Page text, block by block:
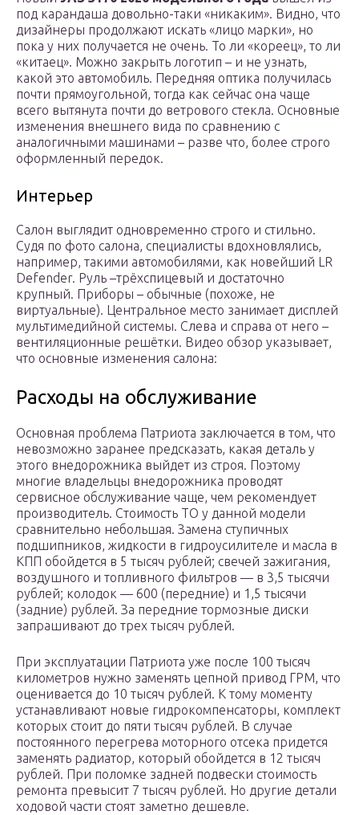
под карандаша довольно-таки «никаким». Видно, что
дизайнеры продолжают искать «лицо марки», но
пока у них получается не очень. То ли «кореец», то ли
«китаец». Можно закрыть логотип – и не узнать,
какой это автомобиль. Передняя оптика получилась
почти прямоугольной, тогда как сейчас она чаще
всего вытянута почти до ветрового стекла. Основные
изменения внешнего вида по сравнению с
аналогичными машинами – разве что, более строго
оформленный передок.
Интерьер
Салон выглядит одновременно строго и стильно.
Судя по фото салона, специалисты вдохновлялись,
например, такими автомобилями, как новейший LR
Defender. Руль –трёхспицевый и достаточно
крупный. Приборы – обычные (похоже, не
виртуальные). Центральное место занимает дисплей
мультимедийной системы. Слева и справа от него –
вентиляционные решётки. Видео обзор указывает,
что основные изменения салона:
Расходы на обслуживание
Основная проблема Патриота заключается в том, что
невозможно заранее предсказать, какая деталь у
этого внедорожника выйдет из строя. Поэтому
многие владельцы внедорожника проводят
сервисное обслуживание чаще, чем рекомендует
производитель. Стоимость ТО у данной модели
сравнительно небольшая. Замена ступичных
подшипников, жидкости в гидроусилителе и масла в
КПП обойдется в 5 тысяч рублей; свечей зажигания,
воздушного и топливного фильтров — в 3,5 тысячи
рублей; колодок — 600 (передние) и 1,5 тысячи
(задние) рублей. За передние тормозные диски
запрашивают до трех тысяч рублей.
При эксплуатации Патриота уже после 100 тысяч
километров нужно заменять цепной привод ГРМ, что
оценивается до 10 тысяч рублей. К тому моменту
устанавливают новые гидрокомпенсаторы, комплект
которых стоит до пяти тысяч рублей. В случае
постоянного перегрева моторного отсека придется
заменять радиатор, который обойдется в 12 тысяч
рублей. При поломке задней подвески стоимость
ремонта превысит 7 тысяч рублей. Но другие детали
ходовой части стоят заметно дешевле.